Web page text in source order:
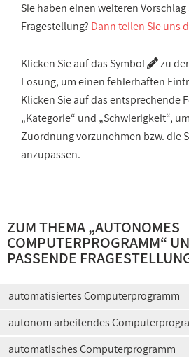
Sie haben einen weiteren
Fragestellung? Dann teilen Sie uns
Klicken Sie auf das Symbol
zu
Lösung, um einen fehlerhaften
Klicken Sie auf das entsprechende
„Kategorie“ und „Schwierigkeit“,
Zuordnung vorzunehmen bzw. die
anzupassen.
ZUM THEMA „AUTONOMES
COMPUTERPROGRAMM“
PASSENDE
automatisiertes Computerprogramm
autonom arbeitendes
automatisches Computerprogramm